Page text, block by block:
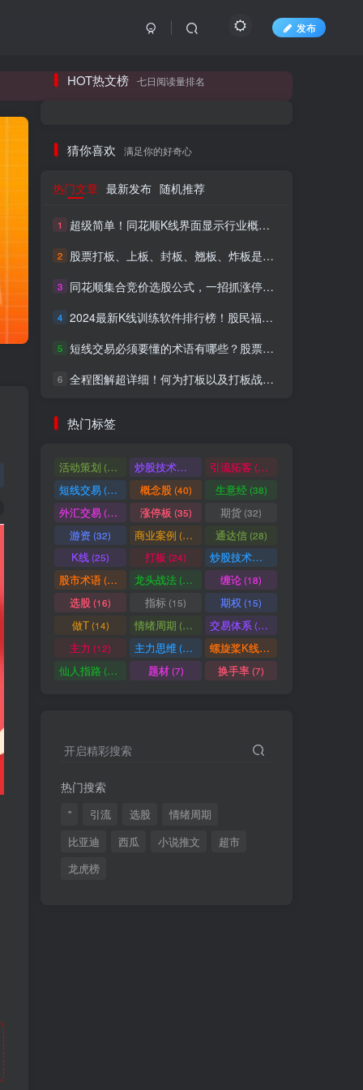
发布
新各大精品创业项目！
HOT热文榜 七日阅读量排名
猜你喜欢 满足你的好奇心
热门文章 最新发布 随机推荐
1 超级简单！同花顺K线界面显示行业概念指标代码图解
2 股票打板、上板、封板、翘板、炸板是什么意思？炒股你必须懂的暗语！
3 同花顺集合竞价选股公式，一招抓涨停让你秒变打板高手！
4 2024最新K线训练软件排行榜！股民福利，十款专业分析工具全揭秘！
5 短线交易必须要懂的术语有哪些？股票分时水上、水下是什么意思？
6 全程图解超详细！何为打板以及打板战法的精髓
热门标签
活动策划 (49) 炒股技术指标 (48)引流拓客(46)
短线交易(40) 概念股(40) 生意经(38)
外汇交易(37) 涨停板 (35) 期货 (32)
游资 (32) 商业案例 (30) 通达信(28)
K线(25) 打板 (24) 炒股技术形态
股市术语(21) 龙头战法(20) 缠论(18)
选股(16) 指标 (15) 期权 (15)
做T(14) 情绪周期 (14) 交易体系(12)
主力 (12) 主力思维(12) 螺旋桨K线
(11)
仙人指路(10) 题材(7) 换手率(7)
开启精彩搜索
热门搜索
" 引流 选股
情绪周期
比亚迪
西瓜 小说推文
超市
龙虎榜
登录 注册
七日阅读量排名
满足你的好奇心
热门文章 最新发布 随机推荐
超级简单！同花顺K线界面显示行业概念指标代码图解
2 股票打板、上板、封板、翘板、炸板是什么意思？炒股你必须懂的暗语！
短线交易必须要懂的术语有哪些？股票分时水上、水下是什么意思？
6 全程图解超详细！何为打板以及打板战法的精髓